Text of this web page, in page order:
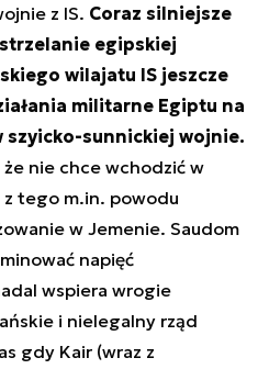
z IS. Coraz silniejsze
egipskiej
wilajatu IS jeszcze
militarne Egiptu na
szyicko-sunnickiej wojnie.
nie chce wchodzić w
tego m.in. powodu
w Jemenie. Saudom
napięć
wspiera wrogie
i nielegalny rząd
gdy Kair (wraz z